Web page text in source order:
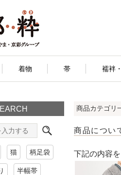
着物 帯 襦袢
猫 柄足袋
半幅帯
商品カテゴリ
商品につい
下記の内容